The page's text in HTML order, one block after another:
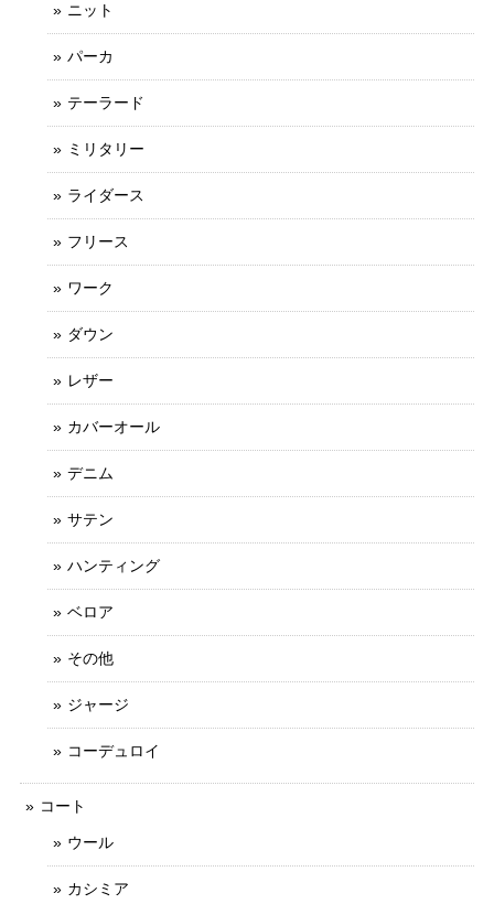
ニット
パーカ
テーラード
ミリタリー
ライダース
フリース
ワーク
ダウン
レザー
カバーオール
デニム
サテン
ハンティング
ベロア
その他
ジャージ
コーデュロイ
コート
ウール
カシミア